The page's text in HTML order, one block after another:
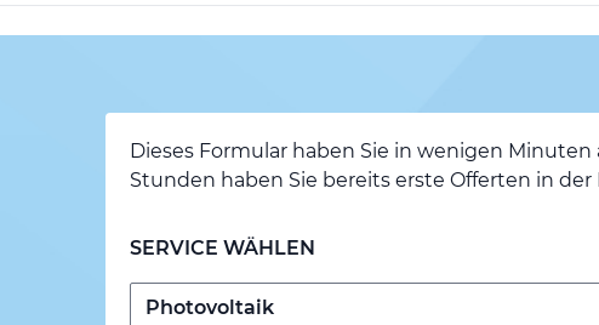
Dieses Formular haben Sie in wenigen
Stunden haben Sie bereits erste Offerten in der
SERVICE WÄHLEN